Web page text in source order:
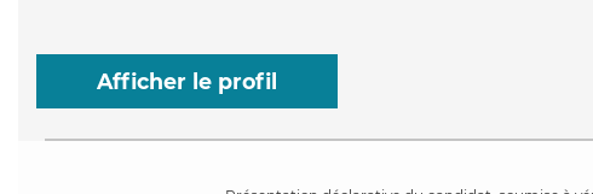
Afficher le profil